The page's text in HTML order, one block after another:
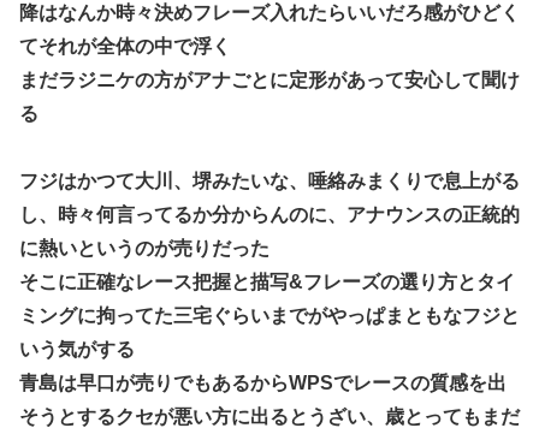
降はなんか時々決めフレーズ入れたらいいだろ感がひどく
てそれが全体の中で浮く
まだラジニケの方がアナごとに定形があって安心して聞け
る
フジはかつて大川、堺みたいな、唾絡みまくりで息上がる
し、時々何言ってるか分からんのに、アナウンスの正統的
に熱いというのが売りだった
そこに正確なレース把握と描写&フレーズの選り方とタイ
ミングに拘ってた三宅ぐらいまでがやっぱまともなフジと
いう気がする
青島は早口が売りでもあるからWPSでレースの質感を出
そうとするクセが悪い方に出るとうざい、歳とってもまだ